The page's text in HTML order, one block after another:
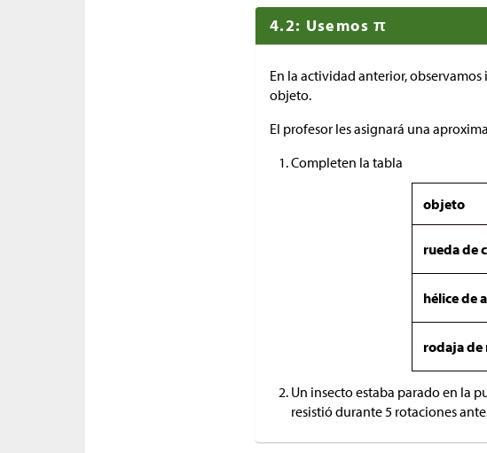
4.2: Usemos π
En la actividad anterior,
objeto.
El profesor les asignará una
Completen la tabla
objeto
rueda de
hélice de
rodaja de
Un insecto estaba parado en la
resistió durante 5 rotaciones